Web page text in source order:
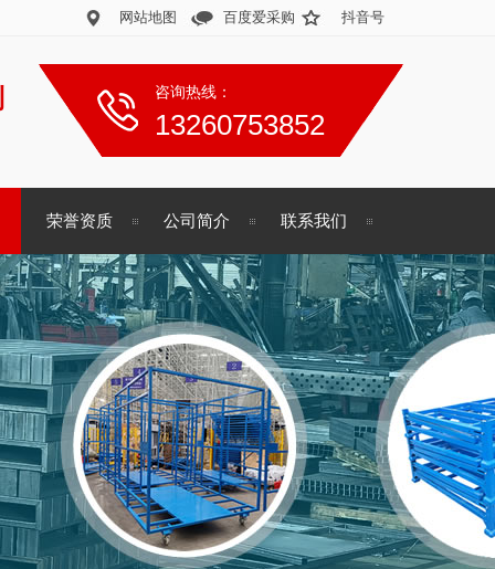
网站地图 百度爱采购 抖音号
咨询热线：
13260753852
荣誉资质 公司简介 联系我们